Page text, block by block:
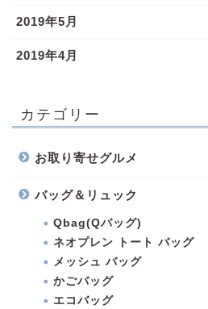
2019年5月
2019年4月
カテゴリー
お取り寄せグルメ
バッグ＆リュック
Qbag(Qバッグ)
ネオプレン トート バッグ
メッシュ バッグ
かごバッグ
エコバッグ